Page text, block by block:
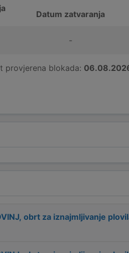
Datum zatvaranja
-
provjerena blokada:
obrt za iznajmljivanje